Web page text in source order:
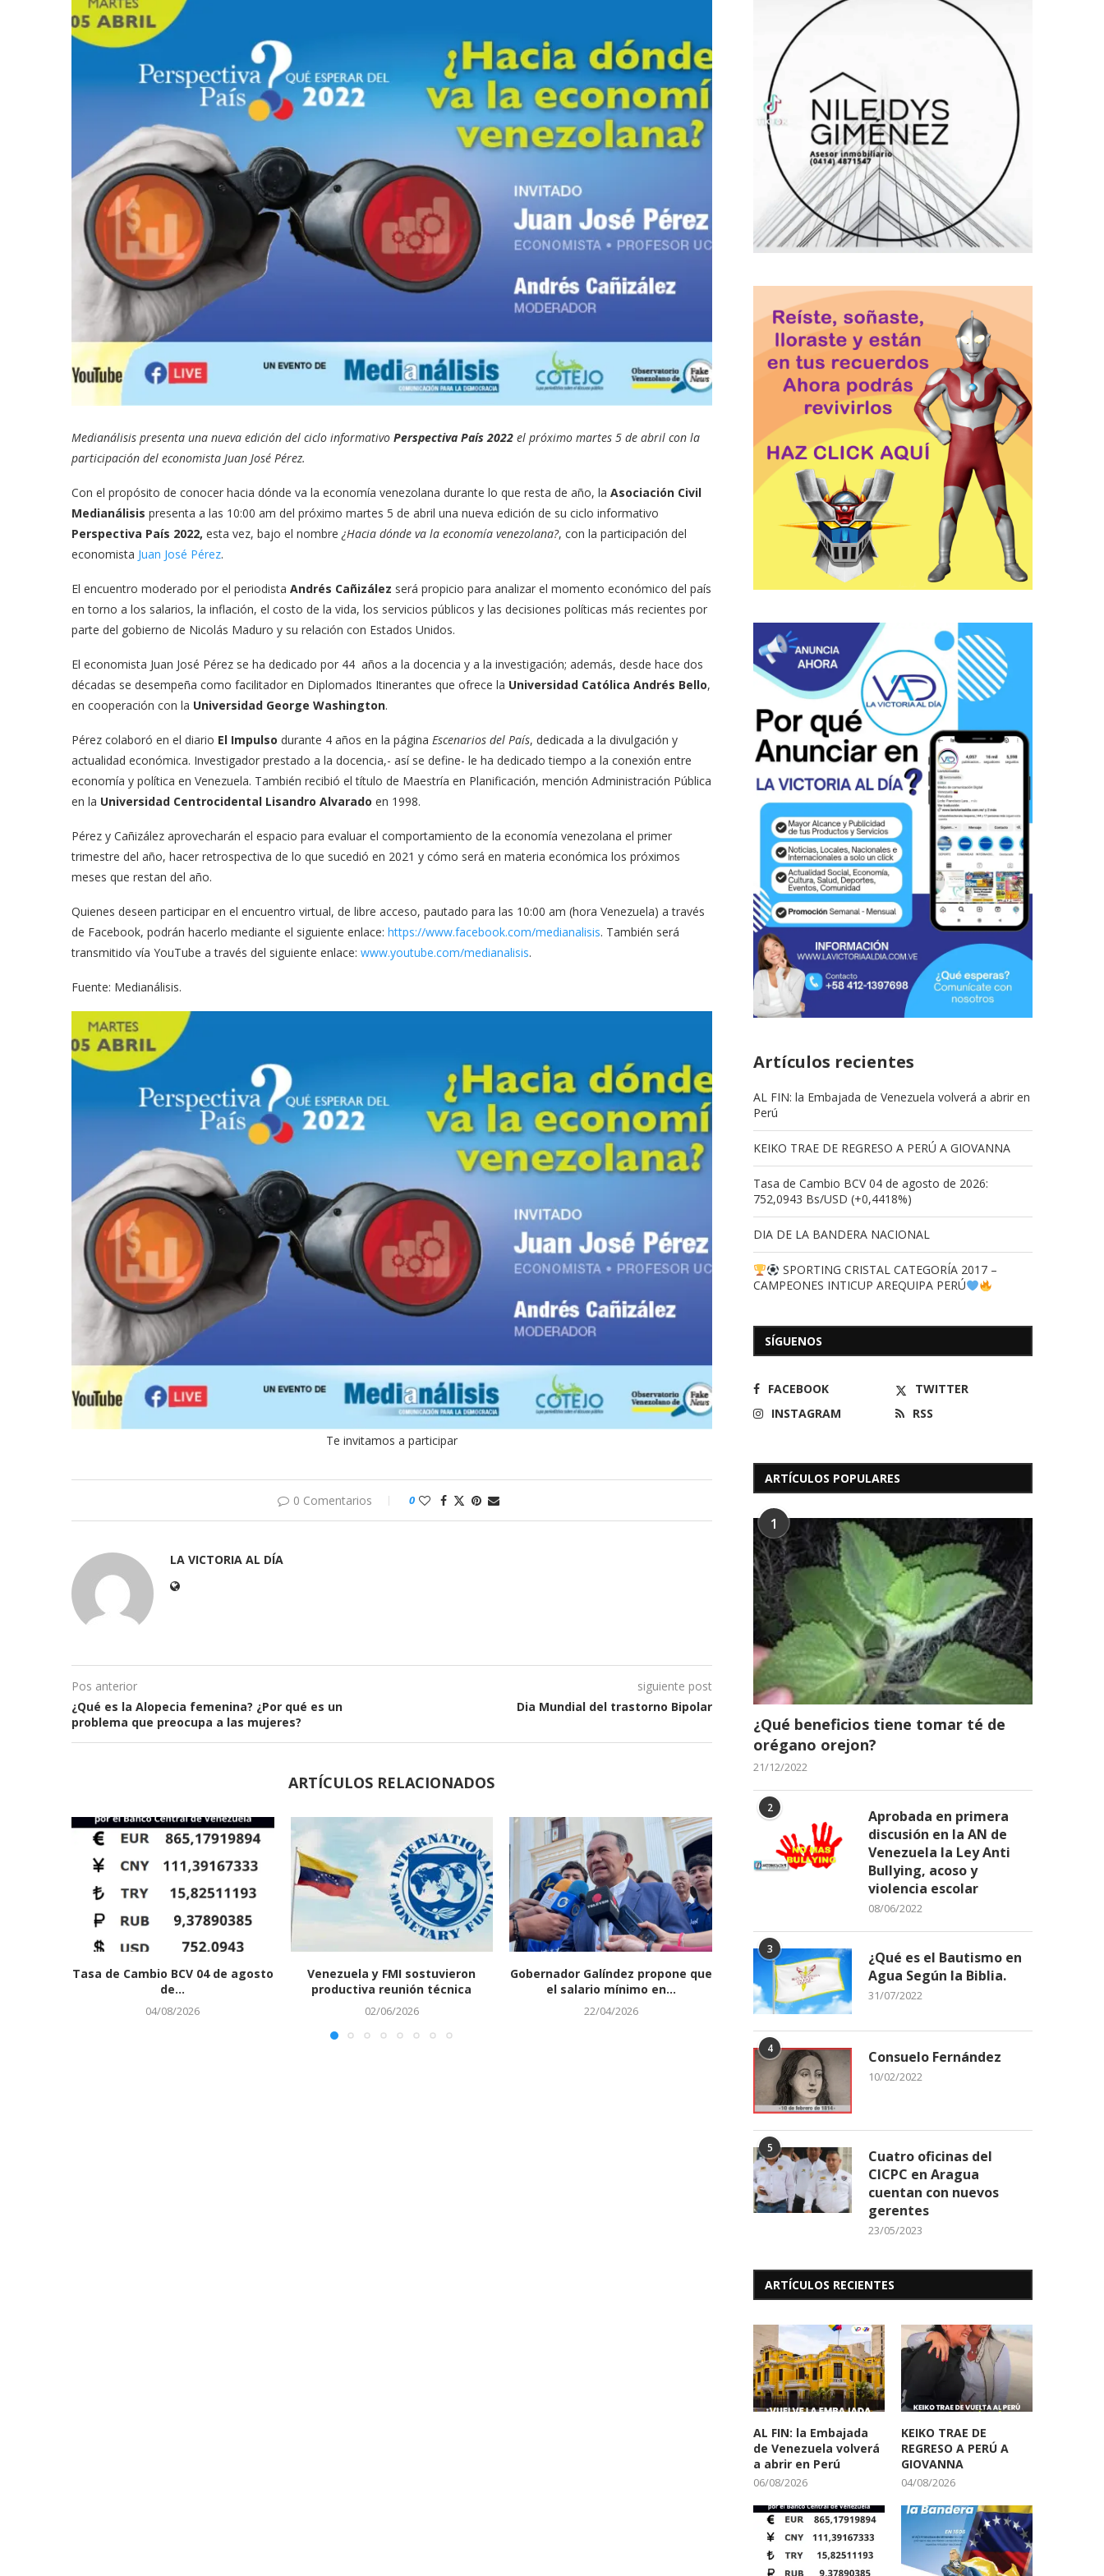
Medianálisis presenta una nueva edición del ciclo informativo Perspectiva País 2022 el próximo martes 5 de abril con la
participación del economista Juan José Pérez.
Con el propósito de conocer hacia dónde va la economía venezolana durante lo que resta de año, la Asociación Civil
Medianálisis presenta a las 10:00 am del próximo martes 5 de abril una nueva edición de su ciclo informativo
Perspectiva País 2022, esta vez, bajo el nombre ¿Hacia dónde va la economía venezolana?, con la participación del
economista Juan José Pérez.
El encuentro moderado por el periodista Andrés Cañizález será propicio para analizar el momento económico del país
en torno a los salarios, la inflación, el costo de la vida, los servicios públicos y las decisiones políticas más recientes por
parte del gobierno de Nicolás Maduro y su relación con Estados Unidos.
El economista Juan José Pérez se ha dedicado por 44 años a la docencia y a la investigación; además, desde hace dos
décadas se desempeña como facilitador en Diplomados Itinerantes que ofrece la Universidad Católica Andrés Bello,
en cooperación con la Universidad George Washington.
Pérez colaboró en el diario El Impulso durante 4 años en la página Escenarios del País, dedicada a la divulgación y
actualidad económica. Investigador prestado a la docencia,- así se define- le ha dedicado tiempo a la conexión entre
economía y política en Venezuela. También recibió el título de Maestría en Planificación, mención Administración Pública
en la Universidad Centrocidental Lisandro Alvarado en 1998.
Pérez y Cañizález aprovecharán el espacio para evaluar el comportamiento de la economía venezolana el primer
trimestre del año, hacer retrospectiva de lo que sucedió en 2021 y cómo será en materia económica los próximos
meses que restan del año.
Quienes deseen participar en el encuentro virtual, de libre acceso, pautado para las 10:00 am (hora Venezuela) a través
de Facebook, podrán hacerlo mediante el siguiente enlace: https://www.facebook.com/medianalisis. También será
transmitido vía YouTube a través del siguiente enlace: www.youtube.com/medianalisis.
Fuente: Medianálisis.
Te invitamos a participar
0 Comentarios 0
LA VICTORIA AL DÍA
Pos anterior
¿Qué es la Alopecia femenina? ¿Por qué es un
problema que preocupa a las mujeres?
siguiente post
Dia Mundial del trastorno Bipolar
ARTÍCULOS RELACIONADOS
Tasa de Cambio BCV 04 de agosto
de...
04/08/2026
Venezuela y FMI sostuvieron
productiva reunión técnica
02/06/2026
Gobernador Galíndez propone que
el salario mínimo en...
22/04/2026
Bajaron los precios del pollo,
carne y huevos
25/01/2026
Autoridades
Artículos recientes
AL FIN: la Embajada de Venezuela volverá a abrir en
Perú
KEIKO TRAE DE REGRESO A PERÚ A GIOVANNA
Tasa de Cambio BCV 04 de agosto de 2026:
752,0943 Bs/USD (+0,4418%)
DIA DE LA BANDERA NACIONAL
SPORTING CRISTAL CATEGORÍA 2017 –
CAMPEONES INTICUP AREQUIPA PERÚ
SÍGUENOS
FACEBOOK
TWITTER
INSTAGRAM
RSS
ARTÍCULOS POPULARES
1
¿Qué beneficios tiene tomar té de
orégano orejon?
21/12/2022
2
Aprobada en primera
discusión en la AN de
Venezuela la Ley Anti
Bullying, acoso y
violencia escolar
08/06/2022
3
¿Qué es el Bautismo en
Agua Según la Biblia.
31/07/2022
4 Consuelo Fernández
10/02/2022
5
Cuatro oficinas del
CICPC en Aragua
cuentan con nuevos
gerentes
23/05/2023
ARTÍCULOS RECIENTES
AL FIN: la Embajada
de Venezuela volverá
a abrir en Perú
06/08/2026
KEIKO TRAE DE
REGRESO A PERÚ A
GIOVANNA
04/08/2026